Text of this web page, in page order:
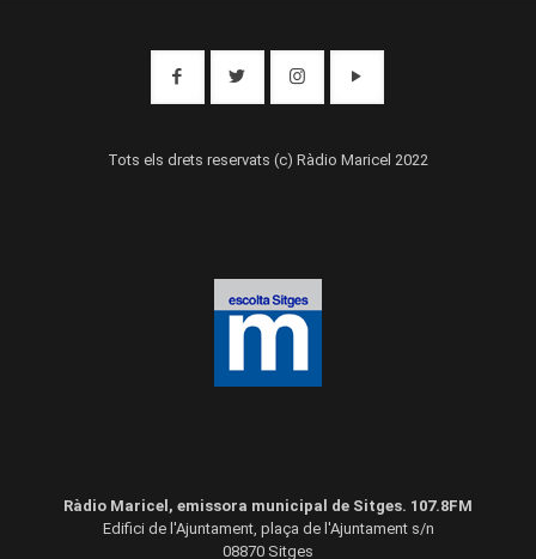
Tots els drets reservats (c) Ràdio Maricel 2022
Ràdio Maricel, emissora municipal de Sitges. 107.8FM
Edifici de l'Ajuntament, plaça de l'Ajuntament s/n
08870 Sitges